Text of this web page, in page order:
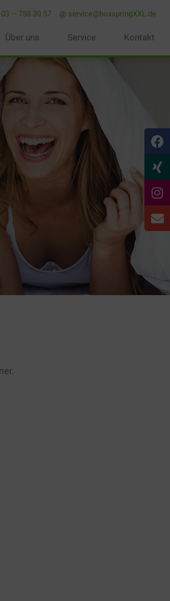
– 758 30 57 @ service@boxspringXXL.de
Über uns Service Kontakt